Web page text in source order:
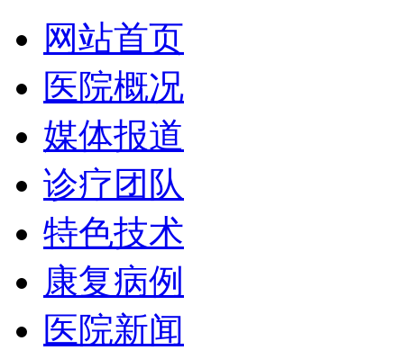
网站首页
医院概况
媒体报道
诊疗团队
特色技术
康复病例
医院新闻